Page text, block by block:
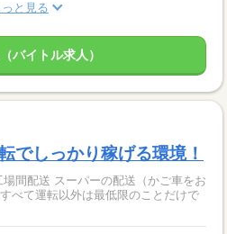
っと見る
バイトル求人）
でしっかり稼げる環境！
場間配送 スーパーの配送（かご車をお
べて運転以外は最低限のことだけで